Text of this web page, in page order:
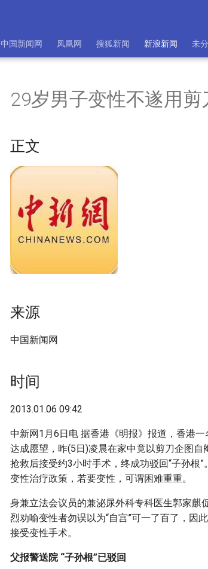
中国新闻网 凤凰网 搜狐新闻 新浪新闻 未
29岁男子变性不遂用
正文
来源
中国新闻网
时间
2013.01.06 09:42
中新网1月6日电 据香港《明报》报道，香港
达成愿望，昨(5日)凌晨在家中竟以剪刀企图
抢救后接受约3小时手术，终成功驳回“子孙根
变性治疗政策，若要变性，可谓困难重重。
身兼立法会议员的兼泌尿外科专科医生郭家麒
烈劝喻变性者勿误以为“自宫”可一了百了，因
接受变性手术。
父报警送院 “子孙根”已驳回